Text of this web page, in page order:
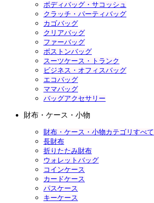
ボディバッグ・サコッシュ
クラッチ・パーティバッグ
カゴバッグ
クリアバッグ
ファーバッグ
ボストンバッグ
スーツケース・トランク
ビジネス・オフィスバッグ
エコバッグ
ママバッグ
バッグアクセサリー
財布・ケース・小物
財布・ケース・小物カテゴリすべて
長財布
折りたたみ財布
ウォレットバッグ
コインケース
カードケース
パスケース
キーケース